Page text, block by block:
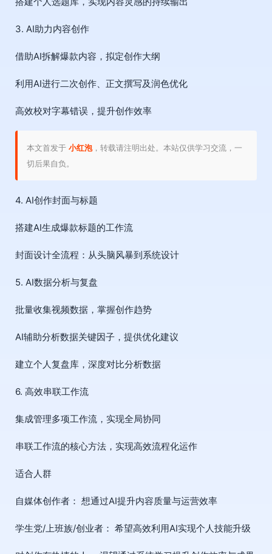
3. AI助力内容创作
借助AI拆解爆款内容，拟定创作大纲
利用AI进行二次创作、正文撰写及润色优化
高效校对字幕错误，提升创作效率
本文首发于 小红泡，转载请注明出处。本站仅供学习交流，一
切后果自负。
4. AI创作封面与标题
搭建AI生成爆款标题的工作流
封面设计全流程：从头脑风暴到系统设计
5. AI数据分析与复盘
批量收集视频数据，掌握创作趋势
AI辅助分析数据关键因子，提供优化建议
建立个人复盘库，深度对比分析数据
6. 高效串联工作流
集成管理多项工作流，实现全局协同
串联工作流的核心方法，实现高效流程化运作
适合人群
自媒体创作者： 想通过AI提升内容质量与运营效率
学生党/上班族/创业者： 希望高效利用AI实现个人技能升级